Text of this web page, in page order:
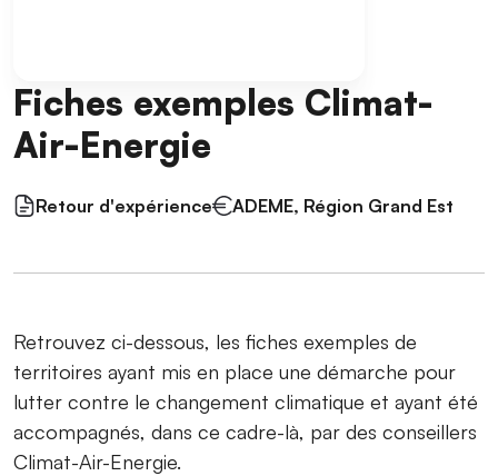
Fiches exemples Climat-
Air-Energie
Retour d'expérience ADEME, Région Grand Est
Retrouvez ci-dessous, les fiches exemples de
territoires ayant mis en place une démarche pour
lutter contre le changement climatique et ayant été
accompagnés, dans ce cadre-là, par des conseillers
Climat-Air-Energie.